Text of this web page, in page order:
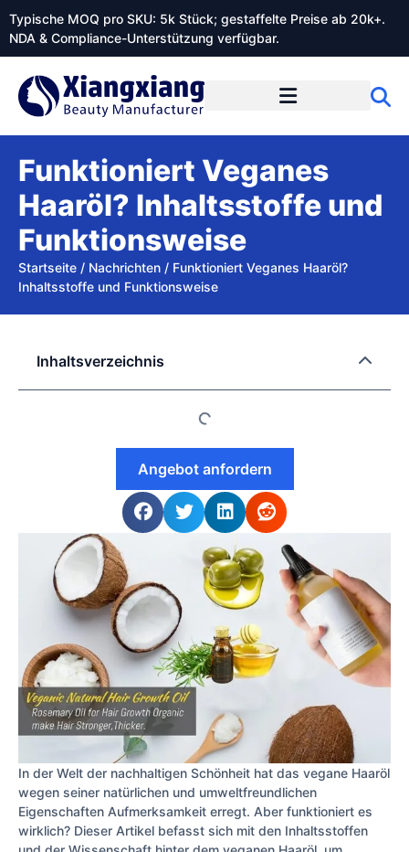
Typische MOQ pro SKU: 5k Stück; gestaffelte Preise ab 20k+.
NDA & Compliance-Unterstützung verfügbar.
Funktioniert Veganes
Haaröl? Inhaltsstoffe und
Funktionsweise
Startseite / Nachrichten / Funktioniert Veganes Haaröl?
Inhaltsstoffe und Funktionsweise
In der Welt der nachhaltigen Schönheit hat das vegane Haaröl
wegen seiner natürlichen und umweltfreundlichen
Eigenschaften Aufmerksamkeit erregt. Aber funktioniert es
wirklich? Dieser Artikel befasst sich mit den Inhaltsstoffen
Inhaltsverzeichnis
Angebot anfordern